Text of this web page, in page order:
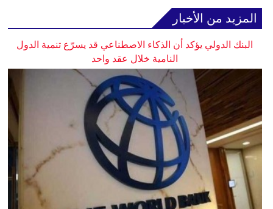
المزيد من الأخبار
البنك الدولي يؤكد أن الذكاء الاصطناعي قد يسرّع تنمية الدول
النامية خلال عقد واحد